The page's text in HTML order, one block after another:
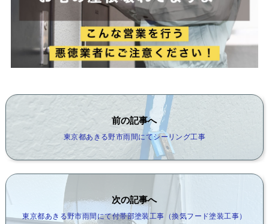
前の記事へ
東京都あきる野市雨間にてシーリング工事
次の記事へ
東京都あきる野市雨間にて付帯部塗装工事（換気フード塗装工事）